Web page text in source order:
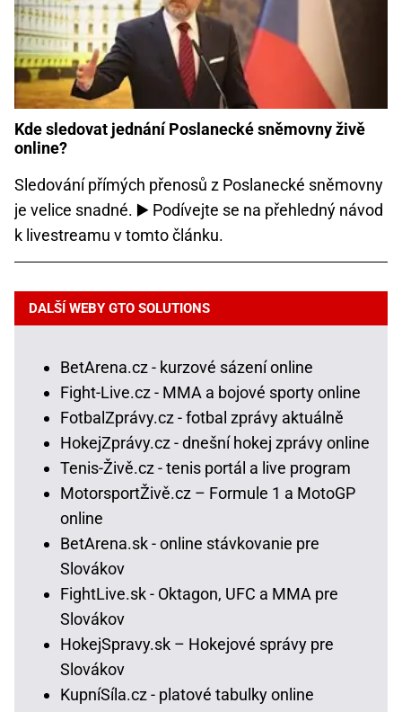
Kde sledovat jednání Poslanecké sněmovny živě
online?
Sledování přímých přenosů z Poslanecké sněmovny
je velice snadné. ▶️ Podívejte se na přehledný návod
k livestreamu v tomto článku.
DALŠÍ WEBY GTO SOLUTIONS
BetArena.cz - kurzové sázení online
Fight-Live.cz - MMA a bojové sporty online
FotbalZprávy.cz - fotbal zprávy aktuálně
HokejZprávy.cz - dnešní hokej zprávy online
Tenis-Živě.cz - tenis portál a live program
MotorsportŽivě.cz – Formule 1 a MotoGP
online
BetArena.sk - online stávkovanie pre
Slovákov
FightLive.sk - Oktagon, UFC a MMA pre
Slovákov
HokejSpravy.sk – Hokejové správy pre
Slovákov
KupníSíla.cz - platové tabulky online